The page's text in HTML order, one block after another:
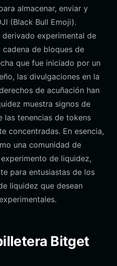
almacenar, enviar y
(Black Bull Emoji).
derivado experimental de
de bloques de
que fue iniciado por un
las divulgaciones en la
de acuñación han
muestra signos de
las tenencias de tokens
concentradas. En esencia,
una comunidad de
de liquidez,
para entusiastas de los
liquidez que desean
Bitget